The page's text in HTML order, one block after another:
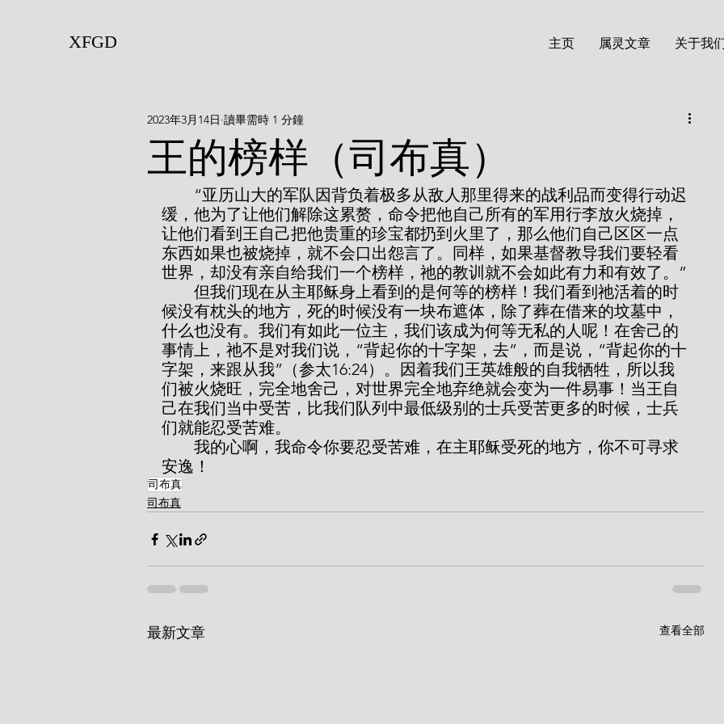
XFGD 主页 属灵文章 关于我
王的榜样（司布真）
2023年3月14日 讀畢需時 1 分鐘
缓，他为了让他们解除这累赘，命令把他自己所有的军用行李放火烧掉，
让他们看到王自己把他贵重的珍宝都扔到火里了，那么他们自己区区一点
东西如果也被烧掉，就不会口出怨言了。同样，如果基督教导我们要轻看
世界，却没有亲自给我们一个榜样，祂的教训就不会如此有力和有效了。”
候没有枕头的地方，死的时候没有一块布遮体，除了葬在借来的坟墓中，
什么也没有。我们有如此一位主，我们该成为何等无私的人呢！在舍己的
事情上，祂不是对我们说，“背起你的十字架，去”，而是说，“背起你的十
字架，来跟从我”（参太16:24）。因着我们王英雄般的自我牺牲，所以我
们被火烧旺，完全地舍己，对世界完全地弃绝就会变为一件易事！当王自
己在我们当中受苦，比我们队列中最低级别的士兵受苦更多的时候，士兵
们就能忍受苦难。
安逸！
司布真
司布真
最新文章 查看全部